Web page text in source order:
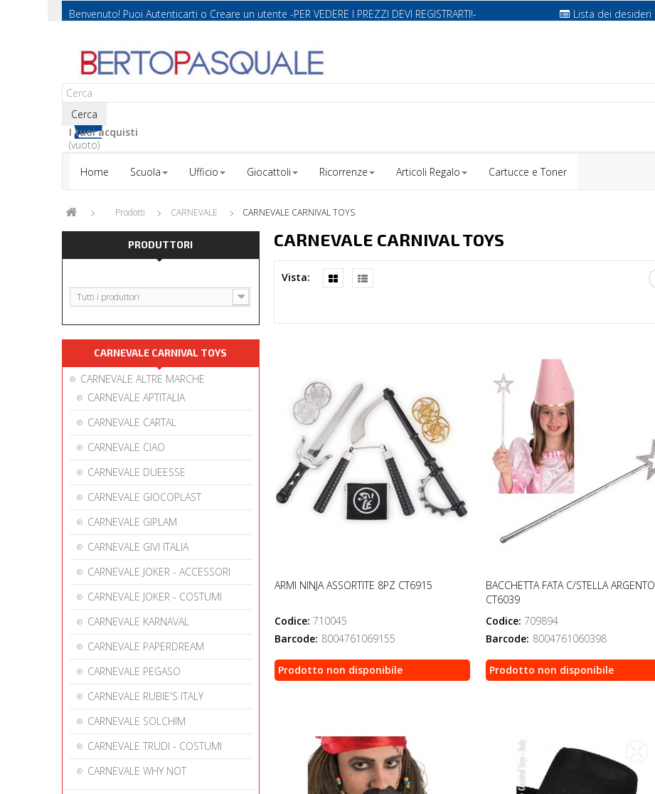
Benvenuto! Puoi Autenticarti o Creare un utente -PER VEDERE I PREZZI DEVI REGISTRARTI!- Lista dei desideri
Cerca
I tuoi acquisti
(vuoto)
Home
Scuola Ufficio Giocattoli Ricorrenze Articoli Regalo Cartucce e Toner
Prodotti CARNEVALE CARNEVALE CARNIVAL TOYS
PRODUTTORI
Tutti i produttori
CARNEVALE CARNIVAL TOYS
CARNEVALE ALTRE MARCHE
CARNEVALE APTITALIA
CARNEVALE CARTAL
CARNEVALE CIAO
CARNEVALE DUEESSE
CARNEVALE GIOCOPLAST
CARNEVALE GIPLAM
CARNEVALE GIVI ITALIA
CARNEVALE JOKER - ACCESSORI
CARNEVALE JOKER - COSTUMI
CARNEVALE KARNAVAL
CARNEVALE PAPERDREAM
CARNEVALE PEGASO
CARNEVALE RUBIE'S ITALY
CARNEVALE SOLCHIM
CARNEVALE TRUDI - COSTUMI
CARNEVALE WHY NOT
CARNEVALE CARNIVAL TOYS
Vista:
ARMI NINJA ASSORTITE 8PZ CT6915
Codice: 710045
Barcode: 8004761069155
Prodotto non disponibile
BACCHETTA FATA C/STELLA ARGENTO
CT6039
Codice: 709894
Barcode: 8004761060398
Prodotto non disponibile